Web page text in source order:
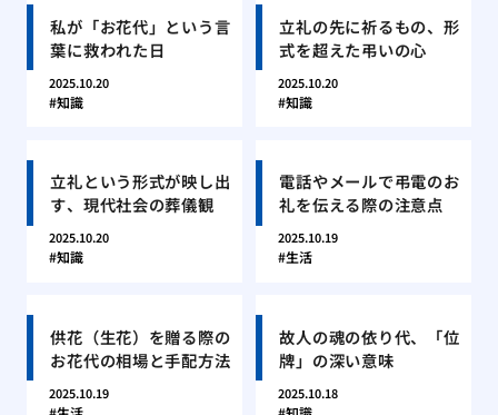
私が「お花代」という言
葉に救われた日
2025.10.20
知識
立礼の先に祈るもの、形
式を超えた弔いの心
2025.10.20
知識
立礼という形式が映し出
す、現代社会の葬儀観
2025.10.20
知識
電話やメールで弔電のお
礼を伝える際の注意点
2025.10.19
生活
供花（生花）を贈る際の
お花代の相場と手配方法
2025.10.19
故人の魂の依り代、「位
牌」の深い意味
2025.10.18